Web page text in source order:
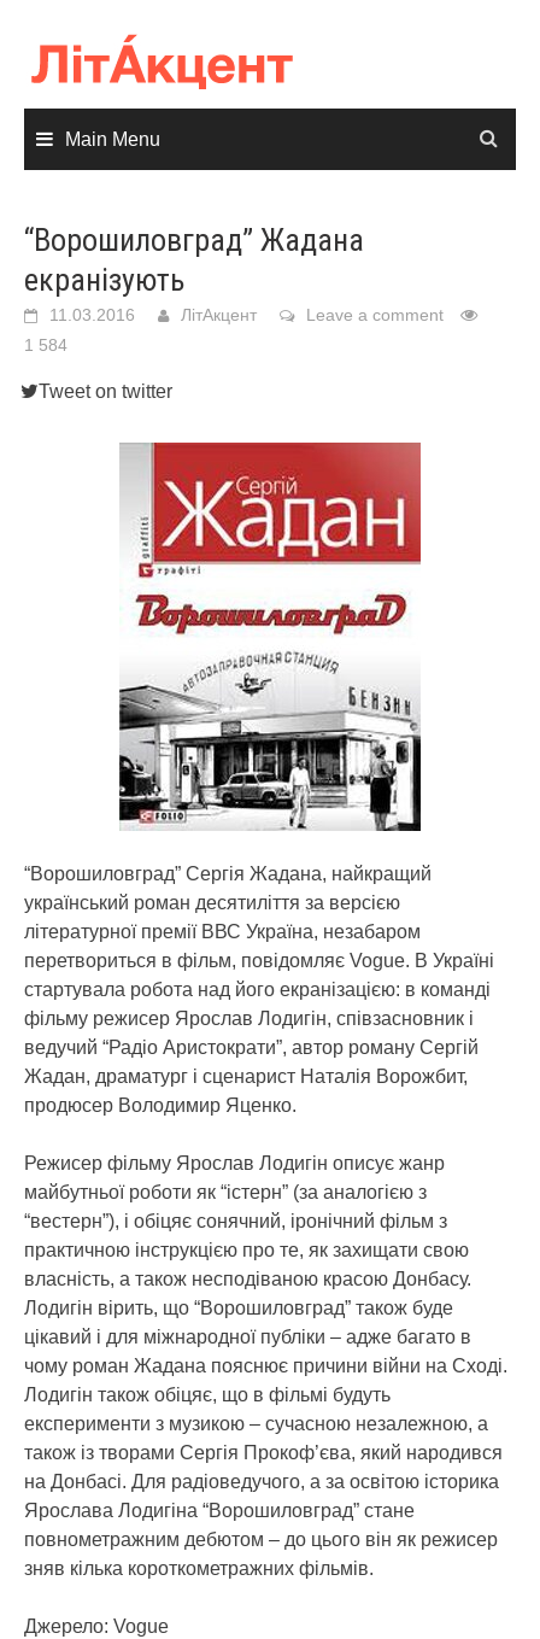
content
Main Menu
“Ворошиловград” Жадана
екранізують
11.03.2016 ЛітАкцент
Leave a comment
1 584
Tweet on twitter
“Ворошиловград” Сергія Жадана, найкращий
український роман десятиліття за версією
літературної премії ВВС Україна, незабаром
перетвориться в фільм, повідомляє Vogue. В Україні
стартувала робота над його екранізацією: в команді
фільму режисер Ярослав Лодигін, співзасновник і
ведучий “Радіо Аристократи”, автор роману Сергій
Жадан, драматург і сценарист Наталія Ворожбит,
продюсер Володимир Яценко.
Режисер фільму Ярослав Лодигін описує жанр
майбутньої роботи як “істерн” (за аналогією з
“вестерн”), і обіцяє сонячний, іронічний фільм з
практичною інструкцією про те, як захищати свою
власність, а також несподіваною красою Донбасу.
Лодигін вірить, що “Ворошиловград” також буде
цікавий і для міжнародної публіки – адже багато в
чому роман Жадана пояснює причини війни на Сході.
Лодигін також обіцяє, що в фільмі будуть
експерименти з музикою – сучасною незалежною, а
також із творами Сергія Прокоф’єва, який народився
на Донбасі. Для радіоведучого, а за освітою історика
Ярослава Лодигіна “Ворошиловград” стане
повнометражним дебютом – до цього він як режисер
зняв кілька короткометражних фільмів.
Джерело: Vogue